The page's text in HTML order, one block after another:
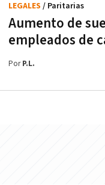
Aumento de
empleados de
LEGALES / Paritarias
PorP.L.